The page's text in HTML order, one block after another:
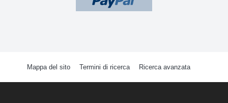
Telecomandi e Schede
Barriere d'aria
Mappa del sito Termini di ricerca Ricerca avanzata